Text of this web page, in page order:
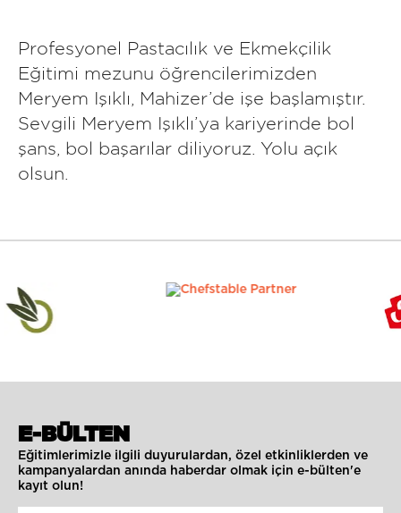
Profesyonel Pastacılık ve Ekmekçilik
Eğitimi mezunu öğrencilerimizden
Meryem Işıklı, Mahizer’de işe başlamıştır.
Sevgili Meryem Işıklı’ya kariyerinde bol
şans, bol başarılar diliyoruz. Yolu açık
olsun.
E-BÜLTEN
Eğitimlerimizle ilgili duyurulardan, özel etkinliklerden ve
kampanyalardan anında haberdar olmak için e-bülten'e
kayıt olun!